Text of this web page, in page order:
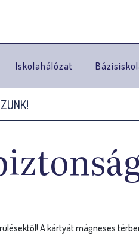
Iskolahálózat
A kártyát mágneses